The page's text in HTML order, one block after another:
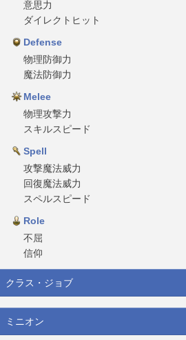
意思力
ダイレクトヒット
Defense
物理防御力
魔法防御力
Melee
物理攻撃力
スキルスピード
Spell
攻撃魔法威力
回復魔法威力
スペルスピード
Role
不屈
信仰
クラス・ジョブ
ミニオン